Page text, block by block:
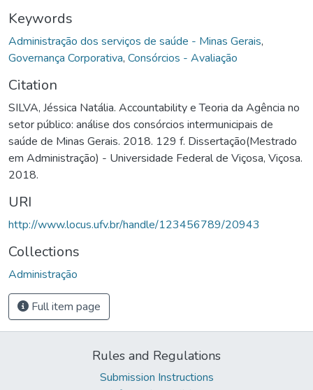
Keywords
Administração dos serviços de saúde - Minas Gerais,
Governança Corporativa, Consórcios - Avaliação
Citation
SILVA, Jéssica Natália. Accountability e Teoria da Agência no
setor público: análise dos consórcios intermunicipais de
saúde de Minas Gerais. 2018. 129 f. Dissertação(Mestrado
em Administração) - Universidade Federal de Viçosa, Viçosa.
2018.
URI
http://www.locus.ufv.br/handle/123456789/20943
Collections
Administração
Full item page
Rules and Regulations
Submission Instructions